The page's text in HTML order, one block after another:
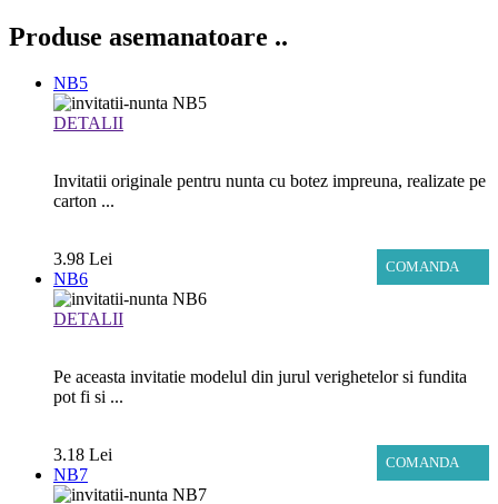
Produse asemanatoare ..
NB5
DETALII
Invitatii originale pentru nunta cu botez impreuna, realizate pe
carton ...
COMANDA
3.98 Lei
NB6
DETALII
Pe aceasta invitatie modelul din jurul verighetelor si fundita
pot fi si ...
COMANDA
3.18 Lei
NB7